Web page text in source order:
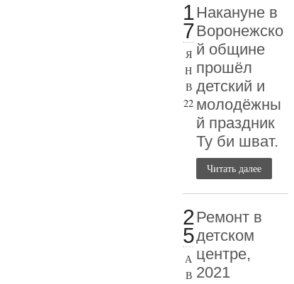
1
7
Я
Н
В
22
Накануне в
Воронежско
й общине
прошёл
детский и
молодёжны
й праздник
Ту би шват.
Читать далее
2
5
А
В
Ремонт в
детском
центре,
2021